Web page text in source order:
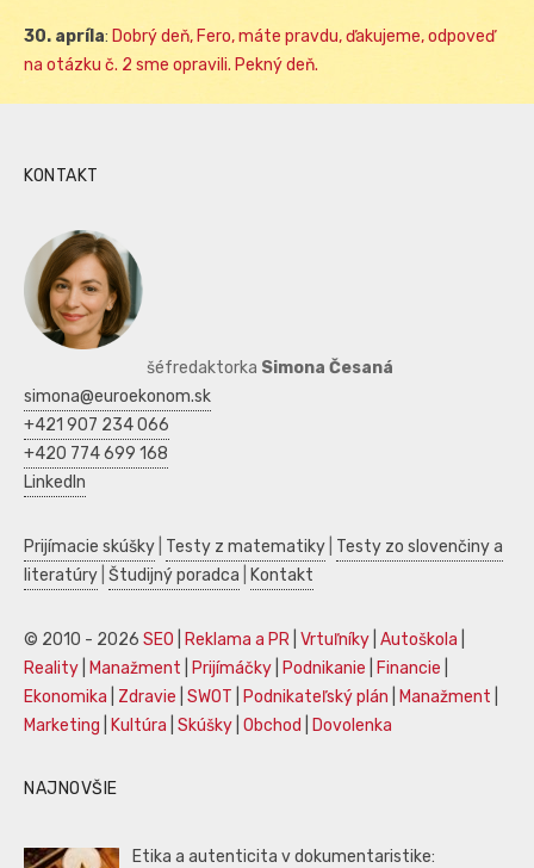
30. apríla: Dobrý deň, Fero, máte pravdu, ďakujeme, odpoveď
na otázku č. 2 sme opravili. Pekný deň.
KONTAKT
šéfredaktorka Simona Česaná
simona@euroekonom.sk
+421 907 234 066
+420 774 699 168
LinkedIn
Prijímacie skúšky Testy z matematiky Testy zo slovenčiny a
literatúry Študijný poradca Kontakt
© 2010 - 2026 SEO Reklama a PR Vrtuľníky Autoškola
Reality
Manažment Prijímáčky Podnikanie Financie
Ekonomika
Zdravie SWOT Podnikateľský plán Manažment
Marketing
Kultúra Skúšky Obchod Dovolenka
NAJNOVŠIE
Etika a autenticita v dokumentaristike: